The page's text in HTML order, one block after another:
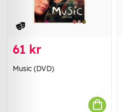
61 kr
Music (DVD)